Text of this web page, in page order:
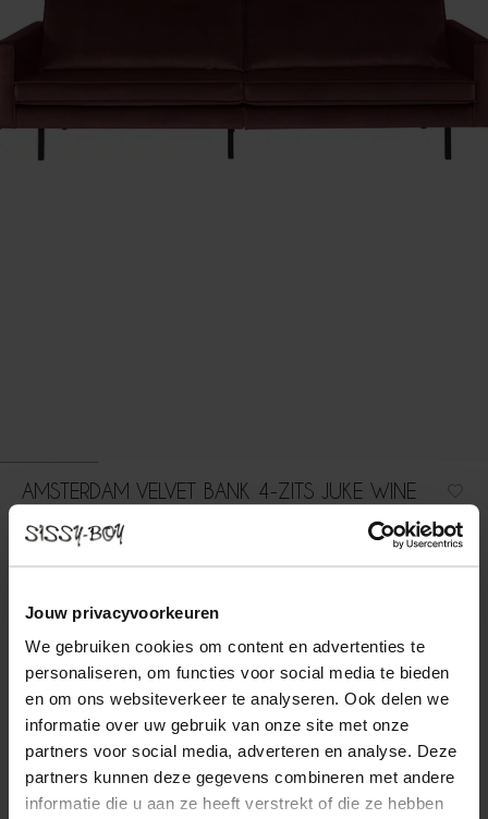
Jouw privacyvoorkeuren
We gebruiken cookies om content en advertenties te
personaliseren, om functies voor social media te bieden
en om ons websiteverkeer te analyseren. Ook delen we
informatie over uw gebruik van onze site met onze
partners voor social media, adverteren en analyse. Deze
partners kunnen deze gegevens combineren met andere
informatie die u aan ze heeft verstrekt of die ze hebben
AMSTERDAM VELVET BANK 4-ZITS JUKE WINE
1199.00
Comfortabele 4-zits velvet bank uit de Amsterdam serie. De
uitstraling en een comfortabele zitervaring. Let op: Bij de
levering kan de bank in kleur afwijken van de stofstaa...
Lees meer
1 Model:4-zits (1x) + opties